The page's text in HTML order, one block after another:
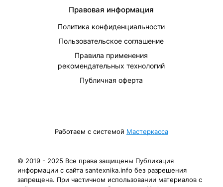
Правовая информация
Политика конфиденциальности
Пользовательское соглашение
Правила применения
рекомендательных технологий
Публичная оферта
Работаем с системой Мастеркасса
© 2019 - 2025 Все права защищены Публикация
информации с сайта santexnika.info без разрешения
запрещена. При частичном использовании материалов с